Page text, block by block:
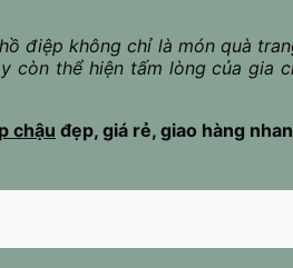
điệp không chỉ là món quà
còn thể hiện tấm lòng của gia
chậu đẹp, giá rẻ, giao hàng